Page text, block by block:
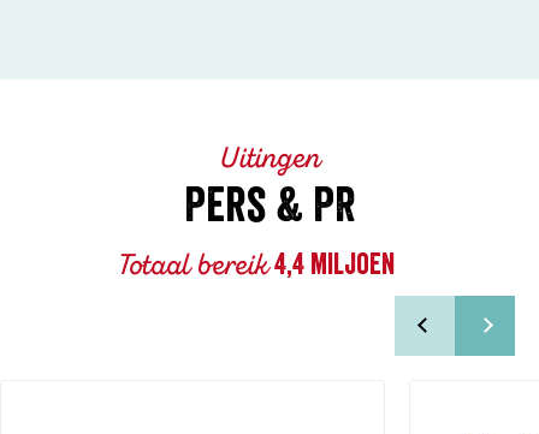
Uitingen
Pers & PR
Totaal bereik 4,4 miljoen